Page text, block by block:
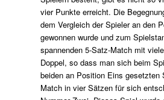
vier Punkte erreicht. Die
dem Vergleich der Spieler an den
gewonnen wurde und zum
spannenden 5-Satz-Match mit
Doppel, so dass man sich beim
beiden an Position Eins gesetzten
Match in vier Sätzen für sich